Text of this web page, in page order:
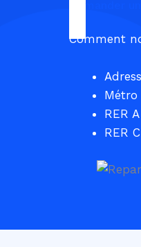
Comment
Métro
RER
RER